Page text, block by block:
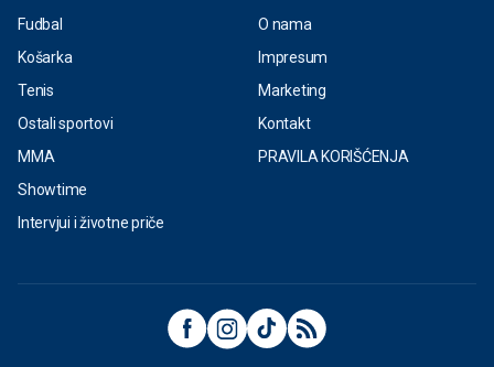
Fudbal
Košarka
Tenis
Ostali sportovi
MMA
Showtime
Intervjui i životne priče
O nama
Impresum
Marketing
Kontakt
PRAVILA KORIŠĆENJA